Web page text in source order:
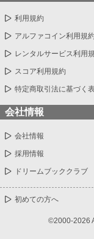
利用規約
アルファコイン利用規約
レンタルサービス利用
スコア利用規約
特定商取引法に基づく
会社情報
会社情報
採用情報
ドリームブッククラブ
初めての方へ
©2000-2026